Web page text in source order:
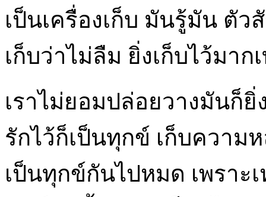
เป็นเครื่องเก็บ มันรู้มัน ตั
เก็บว่าไม่ลืม ยิ่งเก็บไว้มาก
เราไม่ยอมปล่อยวางมันก็
รักไว้ก็เป็นทุกข์ เก็บความ
เป็นทุกข์กันไปหมด เพรา